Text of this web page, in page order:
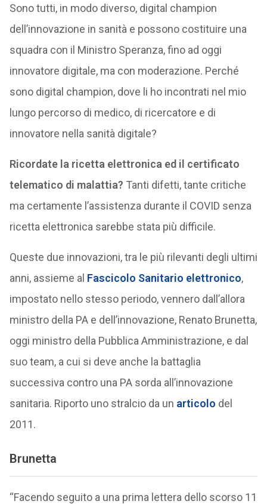
Sono tutti, in modo diverso, digital champion
dell’innovazione in sanità e possono costituire una
squadra con il Ministro Speranza, fino ad oggi
innovatore digitale, ma con moderazione. Perché
sono digital champion, dove li ho incontrati nel mio
lungo percorso di medico, di ricercatore e di
innovatore nella sanità digitale?
Ricordate la ricetta elettronica ed il certificato
telematico di malattia? Tanti difetti, tante critiche
ma certamente l’assistenza durante il COVID senza
ricetta elettronica sarebbe stata più difficile.
Queste due innovazioni, tra le più rilevanti degli ultimi
anni, assieme al Fascicolo Sanitario elettronico,
impostato nello stesso periodo, vennero dall’allora
ministro della PA e dell’innovazione, Renato Brunetta,
oggi ministro della Pubblica Amministrazione, e dal
suo team, a cui si deve anche la battaglia
successiva contro una PA sorda all’innovazione
sanitaria. Riporto uno stralcio da un articolo del
2011.
Brunetta
“Facendo seguito a una prima lettera dello scorso 11